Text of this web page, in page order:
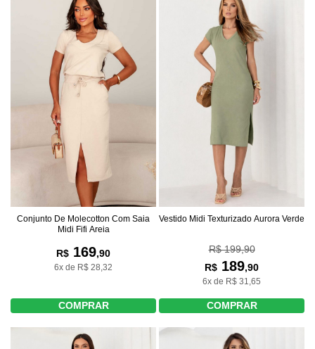
Conjunto De Molecotton Com Saia
Midi Fifi Areia
R$ 169,90
6x de R$ 28,32
COMPRAR
Vestido Midi Texturizado Aurora Verde
R$ 199,90
R$ 189,90
6x de R$ 31,65
COMPRAR